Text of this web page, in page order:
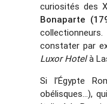
curiosités des
Bonaparte
constater par
Luxor Hotelà
Si l’Égypte
obélisques…),